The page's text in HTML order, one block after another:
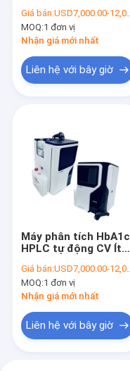
tự động Hệ thống
HPLC Chính xác
nhanh chóng
Giá bán:USD7,000.00-12,000.00/Unit
MOQ:1 đơn vị
Nhận giá mới nhất
Liên hệ với bây giờ
Máy phân tích HbA1c
HPLC tự động CV Ít
cao Màn hình LCD
màu đầy đủ
Giá bán:USD7,000.00-12,000.00/Unit
MOQ:1 đơn vị
Nhận giá mới nhất
Liên hệ với bây giờ